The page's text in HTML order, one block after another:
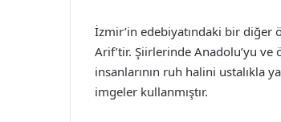
İzmir’in edebiyatındaki bir diğer
Arif’tir. Şiirlerinde Anadolu’yu
insanlarının ruh halini ustalıkla
imgeler kullanmıştır.